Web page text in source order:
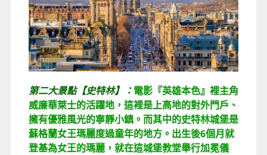
第二大景點【史特林】：電影『英雄本色』裡主角
威廉華萊士的活躍地，這裡是上高地的對外門戶、
擁有優雅風光的寧靜小鎮。而其中的史特林城堡是
蘇格蘭女王瑪麗度過童年的地方。出生後6個月就
登基為女王的瑪麗，就在這城堡教堂舉行加冕儀